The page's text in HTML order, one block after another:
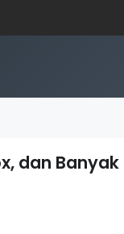
dan Banyak